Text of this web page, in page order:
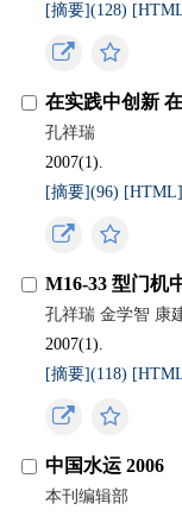
[摘要](128)
在实践中创新
孔祥瑞
2007(1).
[摘要](96)
M16-33 型门机
孔祥瑞 金学智 康
2007(1).
[摘要](118)
中国水运 2006
本刊编辑部